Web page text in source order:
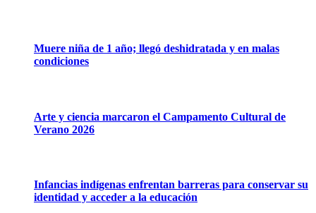
Muere niña de 1 año; llegó deshidratada y en malas
condiciones
Arte y ciencia marcaron el Campamento Cultural de
Verano 2026
Infancias indígenas enfrentan barreras para conservar su
identidad y acceder a la educación